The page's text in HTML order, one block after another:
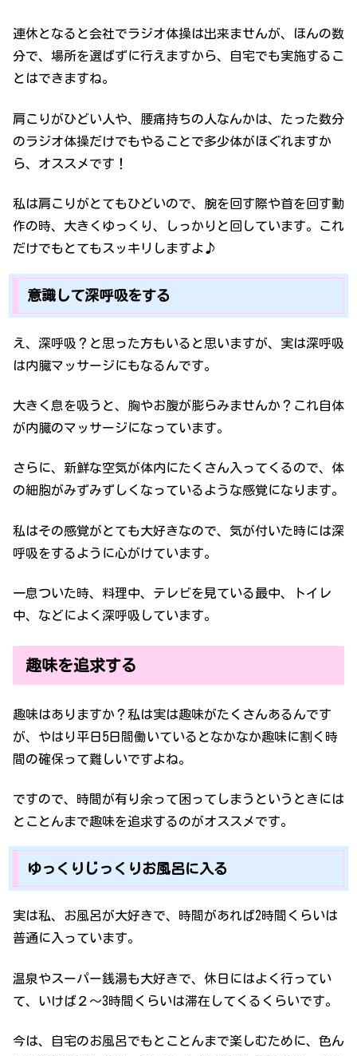
連休となると会社でラジオ体操は出来ませんが、ほんの数
分で、場所を選ばずに行えますから、自宅でも実施するこ
とはできますね。
肩こりがひどい人や、腰痛持ちの人なんかは、たった数分
のラジオ体操だけでもやることで多少体がほぐれますか
ら、オススメです！
私は肩こりがとてもひどいので、腕を回す際や首を回す動
作の時、大きくゆっくり、しっかりと回しています。これ
だけでもとてもスッキリしますよ♪
意識して深呼吸をする
え、深呼吸？と思った方もいると思いますが、実は深呼吸
は内臓マッサージにもなるんです。
大きく息を吸うと、胸やお腹が膨らみませんか？これ自体
が内臓のマッサージになっています。
さらに、新鮮な空気が体内にたくさん入ってくるので、体
の細胞がみずみずしくなっているような感覚になります。
私はその感覚がとても大好きなので、気が付いた時には深
呼吸をするように心がけています。
一息ついた時、料理中、テレビを見ている最中、トイレ
中、などによく深呼吸しています。
趣味を追求する
趣味はありますか？私は実は趣味がたくさんあるんです
が、やはり平日5日間働いているとなかなか趣味に割く時
間の確保って難しいですよね。
ですので、時間が有り余って困ってしまうというときには
とことんまで趣味を追求するのがオススメです。
ゆっくりじっくりお風呂に入る
実は私、お風呂が大好きで、時間があれば2時間くらいは
普通に入っています。
温泉やスーパー銭湯も大好きで、休日にはよく行ってい
て、いけば２～3時間くらいは滞在してくるくらいです。
今は、自宅のお風呂でもとことんまで楽しむために、色ん